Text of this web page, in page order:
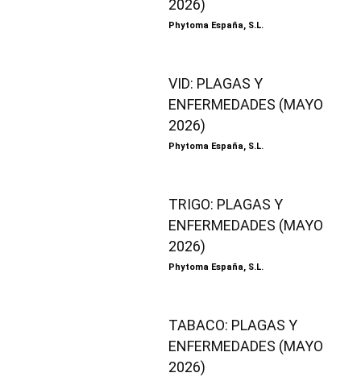
2026)
Phytoma España, S.L.
VID: PLAGAS Y
ENFERMEDADES (MAYO
2026)
Phytoma España, S.L.
TRIGO: PLAGAS Y
ENFERMEDADES (MAYO
2026)
Phytoma España, S.L.
TABACO: PLAGAS Y
ENFERMEDADES (MAYO
2026)